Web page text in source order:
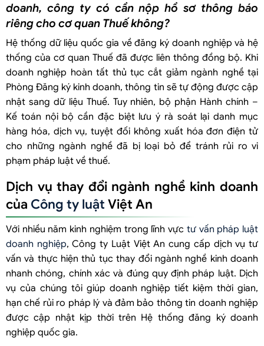
doanh, công ty có cần nộp hồ sơ thông báo
riêng cho cơ quan Thuế không?
Hệ thống dữ liệu quốc gia về đăng ký doanh nghiệp và hệ
thống của cơ quan Thuế đã được liên thông đồng bộ. Khi
doanh nghiệp hoàn tất thủ tục cắt giảm ngành nghề tại
Phòng Đăng ký kinh doanh, thông tin sẽ tự động được cập
nhật sang dữ liệu Thuế. Tuy nhiên, bộ phận Hành chính –
Kế toán nội bộ cần đặc biệt lưu ý rà soát lại danh mục
hàng hóa, dịch vụ, tuyệt đối không xuất hóa đơn điện tử
cho những ngành nghề đã bị loại bỏ để tránh rủi ro vi
phạm pháp luật về thuế.
Dịch vụ thay đổi ngành nghề kinh doanh
của Công ty luật Việt An
Với nhiều năm kinh nghiệm trong lĩnh vực tư vấn pháp luật
doanh nghiệp, Công ty Luật Việt An cung cấp dịch vụ tư
vấn và thực hiện thủ tục thay đổi ngành nghề kinh doanh
nhanh chóng, chính xác và đúng quy định pháp luật. Dịch
vụ của chúng tôi giúp doanh nghiệp tiết kiệm thời gian,
hạn chế rủi ro pháp lý và đảm bảo thông tin doanh nghiệp
được cập nhật kịp thời trên Hệ thống đăng ký doanh
nghiệp quốc gia.